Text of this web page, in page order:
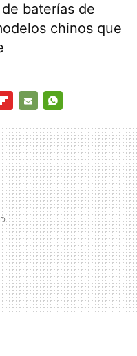
baterías de
chinos que
MAIL